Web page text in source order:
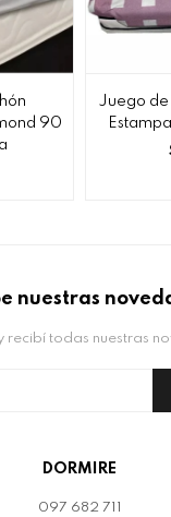
90
Juego de
DORMIRE
097 682 711
nuestras
recibí todas nuestras